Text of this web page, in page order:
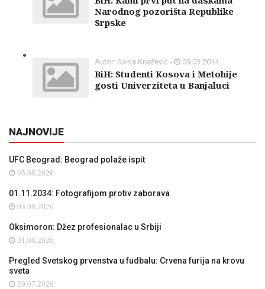
Narodnog pozorišta Republike
Srpske
Autor: Sanja Knežević - 09.03.2014
BiH: Studenti Kosova i Metohije
gosti Univerziteta u Banjaluci
NAJNOVIJE
UFC Beograd: Beograd polaže ispit
05.08.2026
01.11.2034: Fotografijom protiv zaborava
03.08.2026
Oksimoron: Džez profesionalac u Srbiji
01.08.2026
Pregled Svetskog prvenstva u fudbalu: Crvena furija na krovu
sveta
29.07.2026